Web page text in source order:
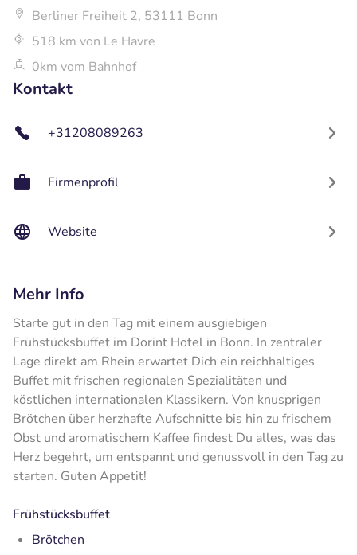
Berliner Freiheit 2, 53111 Bonn
518 km von Le Havre
0km vom Bahnhof
Kontakt
+31208089263
Firmenprofil
Website
Mehr Info
Starte gut in den Tag mit einem ausgiebigen
Frühstücksbuffet im Dorint Hotel in Bonn. In zentraler
Lage direkt am Rhein erwartet Dich ein reichhaltiges
Buffet mit frischen regionalen Spezialitäten und
köstlichen internationalen Klassikern. Von knusprigen
Brötchen über herzhafte Aufschnitte bis hin zu frischem
Obst und aromatischem Kaffee findest Du alles, was das
Herz begehrt, um entspannt und genussvoll in den Tag zu
starten. Guten Appetit!
Frühstücksbuffet
Brötchen